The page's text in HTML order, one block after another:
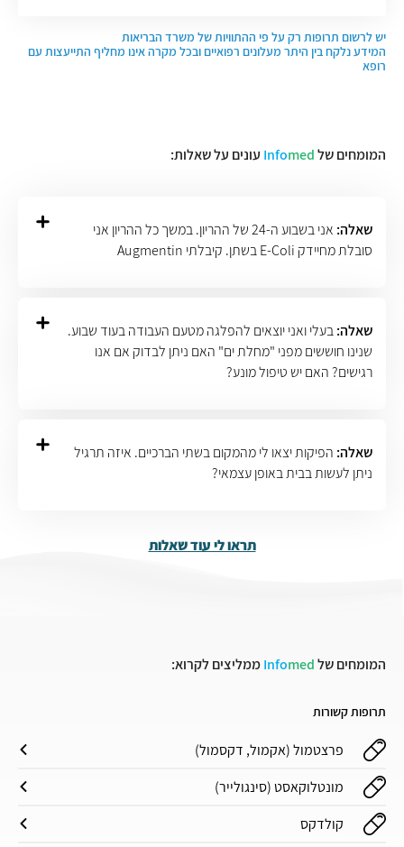
יש לרשום תרופות רק על פי ההתוויות של משרד הבריאות
המידע נלקח בין היתר מעלונים רפואיים ובכל מקרה אינו מחליף התייעצות עם
רופא
המומחים של Infomed עונים על שאלות:
שאלה:
אני בשבוע ה-24 של ההריון. במשך כל ההריון אני
סובלת מחיידק E-Coli בשתן. קיבלתי Augmentin
שאלה:בעלי ואני יוצאים להפלגה מטעם העבודה בעוד שבוע.
שנינו חוששים מפני "מחלת ים" האם ניתן לבדוק אם אנו
רגישים? האם יש טיפול מונע?
שאלה: הפיקות יצאו לי מהמקום בשתי הברכיים. איזה תרגיל
ניתן לעשות בבית באופן עצמאי?
תראו לי עוד שאלות
המומחים של Infomed ממליצים לקרוא:
תרופות קשורות
פרצטמול (אקמול, דקסמול)
מונטלוקאסט (סינגולייר)
קולדקס